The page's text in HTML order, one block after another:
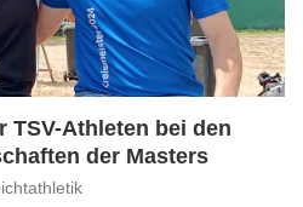
TSV-Athleten bei den
der Masters